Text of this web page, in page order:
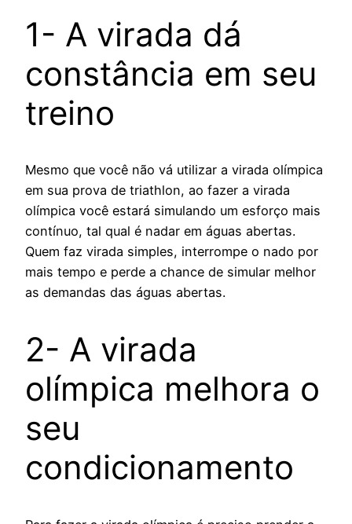
1- A virada dá
constância em seu
treino
Mesmo que você não vá utilizar a virada olímpica
em sua prova de triathlon, ao fazer a virada
olímpica você estará simulando um esforço mais
contínuo, tal qual é nadar em águas abertas.
Quem faz virada simples, interrompe o nado por
mais tempo e perde a chance de simular melhor
as demandas das águas abertas.
2- A virada
olímpica melhora o
seu
condicionamento